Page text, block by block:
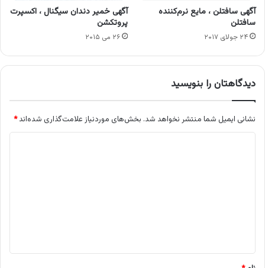
آگهی سافتلن ، مایع نرم‌کننده
سافتلن
۲۴ جولای ۲۰۱۷
آگهی خمیر دندان سیگنال ، اکسپرت
پروتکشن
۲۶ می ۲۰۱۵
دیدگاهتان را بنویسید
نشانی ایمیل شما منتشر نخواهد شد. بخش‌های موردنیاز علامت‌گذاری شده‌اند*